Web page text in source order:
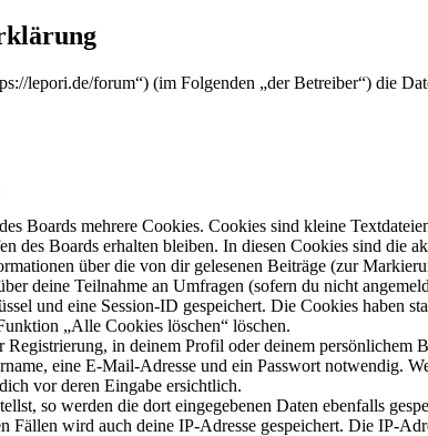
lepori.de/forum“) (im Folgenden „der Betreiber“) die
Boards mehrere Cookies. Cookies sind kleine
des Boards erhalten bleiben. In diesen Cookies sind die
über die von dir gelesenen Beiträge (zur
deine Teilnahme an Umfragen (sofern du nicht
und eine Session-ID gespeichert. Die Cookies haben
„Alle Cookies löschen“ löschen.
in deinem Profil oder deinem persönlichem
eine E-Mail-Adresse und ein Passwort notwendig.
vor deren Eingabe ersichtlich.
so werden die dort eingegebenen Daten ebenfalls
Fällen wird auch deine IP-Adresse gespeichert. Die IP-